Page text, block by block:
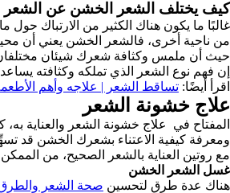
كيف يختلف الشعر الخشن عن الشعر
غالبًا ما يكون هناك الكثير من الارتباك
من ناحية أخرى، فالشعر الخشن يعني أن
حيث أن ملمس وكثافة شعرك شيئان
إن فهم نوع الشعر الذي تملكه وكثافته
اقرأ أيضًا: تساقط الشعر | علاجه وأهم
علاج خشونة الشعر
المفتاح في علاج خشونة الشعر والعناية
ومعرفة كيفية الاعتناء بشعرك الخشن قد
مع روتين العناية بالشعر الصحيح، من
غسل الشعر الخشن
هناك عدة طرق لتحسين صحة الشعر والطرق